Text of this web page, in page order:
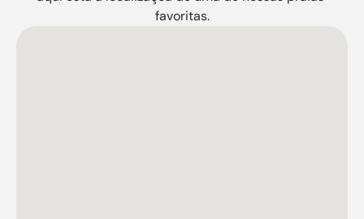
favoritas.